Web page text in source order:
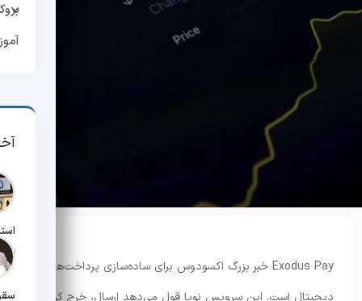
تاریخ
Exodus Pay خبر بزرگ اکسودوس برای ساده‌سازی پرداخت‌های